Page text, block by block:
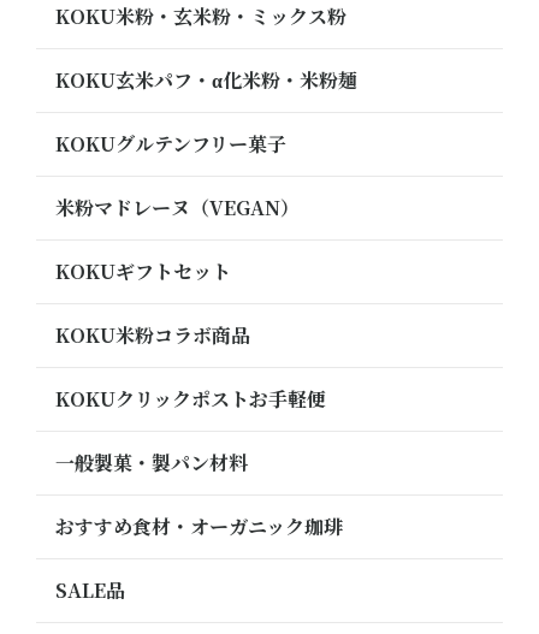
KOKU米粉・玄米粉・ミックス粉
KOKU玄米パフ・α化米粉・米粉麺
KOKUグルテンフリー菓子
米粉マドレーヌ（VEGAN）
KOKUギフトセット
KOKU米粉コラボ商品
KOKUクリックポストお手軽便
一般製菓・製パン材料
おすすめ食材・オーガニック珈琲
SALE品